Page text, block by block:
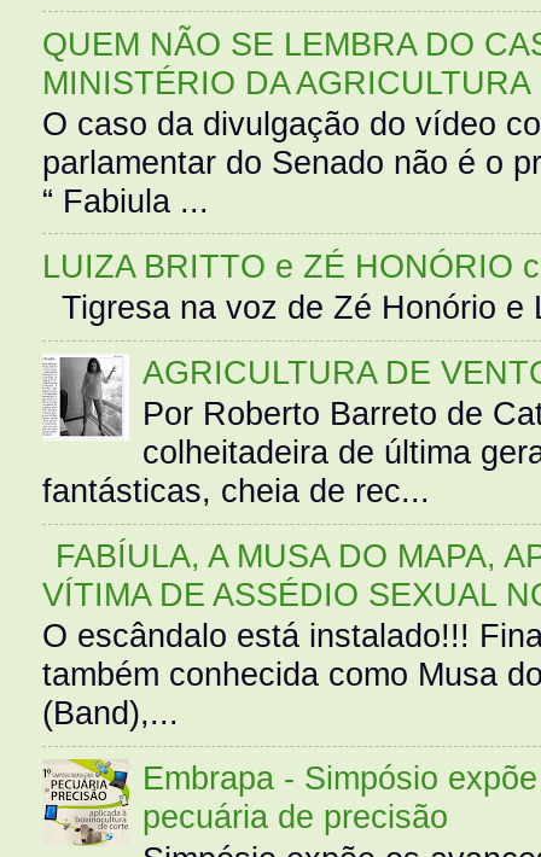
QUEM NÃO SE LEMBRA DO
MINISTÉRIO DA AGRICULTURA
O caso da divulgação do vídeo
parlamentar do Senado não é o
“ Fabiula ...
LUIZA BRITTO e ZÉ HONÓRIO
Tigresa na voz de Zé Honório
AGRICULTURA DE
Por Roberto Barreto de
colheitadeira de última
fantásticas, cheia de rec...
FABÍULA, A MUSA DO MAPA,
VÍTIMA DE ASSÉDIO SEXUAL
O escândalo está instalado!!!
também conhecida como Musa
(Band),...
Embrapa - Simpósio
pecuária de precisão